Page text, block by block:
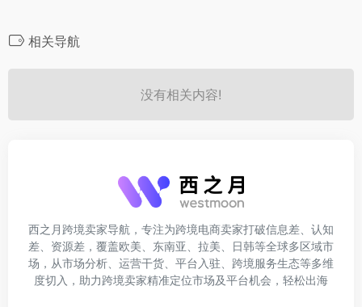
相关导航
没有相关内容!
西之月跨境卖家导航，专注为跨境电商卖家打破信息差、认知
差、资源差，覆盖欧美、东南亚、拉美、日韩等全球多区域市
场，从市场分析、运营干货、平台入驻、跨境服务生态等多维
度切入，助力跨境卖家精准定位市场及平台机会，轻松出海